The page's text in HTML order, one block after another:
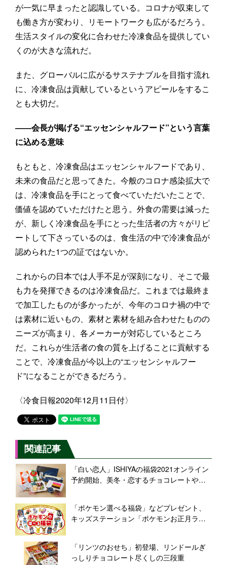
が一気に早まったと認識している。コロナが収束して
も働き方が変わり、リモートワークも広がるだろう。
生活スタイルの変化に合わせた冷凍食品を提供してい
くのが大きな流れだ。
また、グローバルに広がるサステナブルを目指す流れ
に、冷凍食品は貢献しているというアピールをするこ
とも大切だ。
――会長が掲げる“エッセンシャルフード”という言葉
に込める意味
もともと、冷凍食品はエッセンシャルフードであり、
未来の食品だと思ってきた。今般のコロナ感染拡大で
は、冷凍食品を手にとって食べていただいたことで、
価値を認めていただけたと思う。外食の需要は減った
が、新しく冷凍食品を手にとった生活者の方々がリピ
ートして下さっているのは、食生活の中で冷凍食品が
認められた1つの証ではないか。
これからの日本では人手不足が深刻になり、そこで最
も力を発揮できるのは冷凍食品だ。これまでは最終ま
で加工したものが多かったが、今年のコロナ禍の中で
は素材に近いもの、素材と素材を組み合わせたものの
ニーズが高まり、各メーカーが対応しているところ
だ。これらが生活者の食の質を上げることに貢献する
ことで、冷凍食品が今以上の“エッセンシャルフー
ド”になることができるだろう。
〈冷食日報2020年12月11日付〉
関連記事
「白い恋人」ISHIYAの福袋2021オンライン
予約開始、美冬・恋するチョコレートやマ
「ポケモン選べる福袋」などプレゼント、
キッズステーション「ポケモンお正月ラリ
「リンツのおせち」初登場、リンドールぎ
っしりチョコレート尽くしの三段重